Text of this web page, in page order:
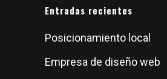
Entradas recientes
Posicionamiento local
Empresa de diseño web